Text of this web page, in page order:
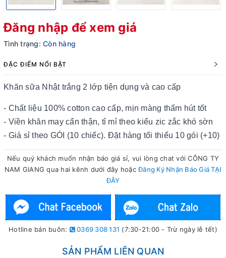
Đăng nhập để xem giá
Tình trạng: Còn hàng
ĐẶC ĐIỂM NỔI BẬT
Khăn sữa Nhật trắng 2 lớp tiện dụng và cao cấp
- Chất liệu 100% cotton cao cấp, mịn màng thấm hút tốt
- Viền khăn may cẩn thận, tỉ mỉ theo kiểu zic zắc khó sờn
- Giá sỉ theo GÓI (10 chiếc). Đặt hàng tối thiểu 10 gói (+10)
Nếu quý khách muốn nhận báo giá sỉ, vui lòng chat với CÔNG TY
NAM GIANG qua hai kênh dưới đây hoặcĐăng Ký Nhận Báo Giá TẠI
ĐÂY
Hotline bán buôn: 0369 308 131 (7:30-21:00 - Trừ ngày lễ tết)
SẢN PHẨM LIÊN QUAN